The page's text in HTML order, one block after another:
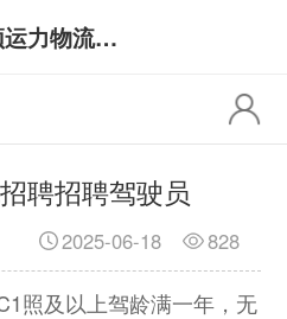
江苏尚顶运力物流招聘招聘驾驶员
聘招聘驾驶员
828
2025-06-18
照及以上驾龄满一年，无